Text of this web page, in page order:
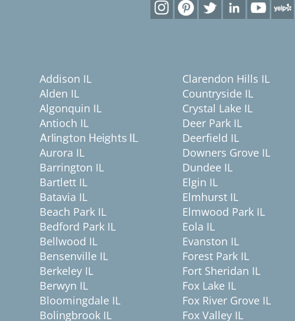
Addison IL
Alden IL
Algonquin IL
Antioch IL
Arlington Heights IL
Aurora IL
Barrington IL
Bartlett IL
Batavia IL
Beach Park IL
Bedford Park IL
Bellwood IL
Bensenville IL
Berkeley IL
Berwyn IL
Bloomingdale IL
Bolingbrook IL
Clarendon Hills IL
Countryside IL
Crystal Lake IL
Deer Park IL
Deerfield IL
Downers Grove IL
Dundee IL
Elgin IL
Elmhurst IL
Elmwood Park IL
Eola IL
Evanston IL
Forest Park IL
Fort Sheridan IL
Fox Lake IL
Fox River Grove IL
Fox Valley IL